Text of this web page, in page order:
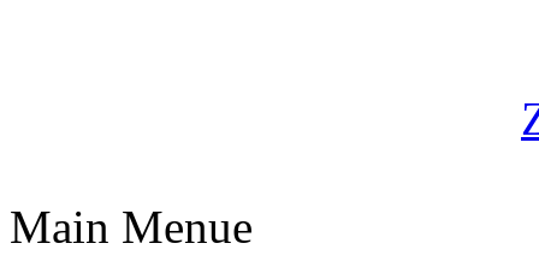
Main Menue